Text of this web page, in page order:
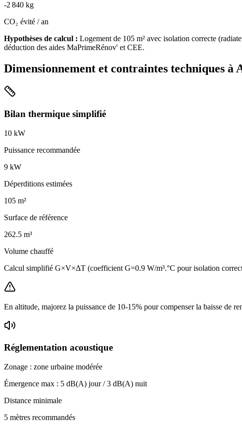
-2 840 kg
CO₂ évité / an
Hypothèses de calcul : Logement de 105 m² avec isolation correcte (
déduction des aides MaPrimeRénov' et CEE.
Dimensionnement et contraintes techniques à
Bilan thermique simplifié
10 kW
Puissance recommandée
9 kW
Déperditions estimées
105 m²
Surface de référence
262.5 m³
Volume chauffé
Calcul simplifié G×V×ΔT (coefficient G=0.9 W/m³.°C pour isolation
En altitude, majorez la puissance de 10-15% pour compenser la baisse de
Réglementation acoustique
Zonage : zone urbaine modérée
Émergence max : 5 dB(A) jour /3 dB(A) nuit
Distance minimale
5 mètres recommandés